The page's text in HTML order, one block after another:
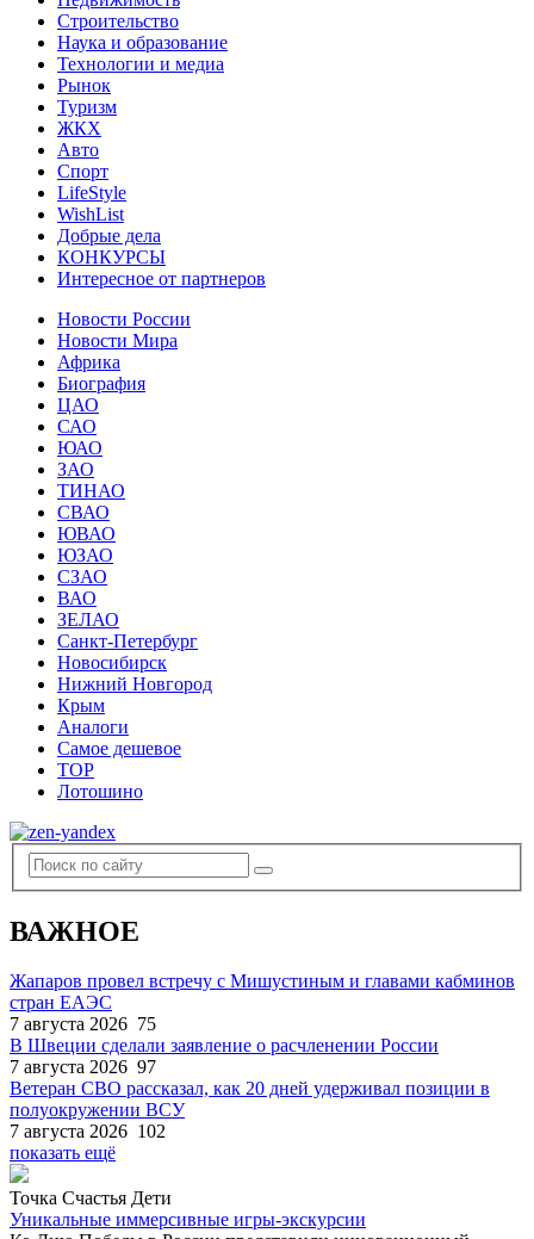
Строительство
Наука и образование
Технологии и медиа
Рынок
Туризм
ЖКХ
Авто
Спорт
LifeStyle
WishList
Добрые дела
КОНКУРСЫ
Интересное от партнеров
Новости России
Новости Мира
Африка
Биография
ЦАО
САО
ЮАО
ЗАО
ТИНАО
СВАО
ЮВАО
ЮЗАО
СЗАО
ВАО
ЗЕЛАО
Санкт-Петербург
Новосибирск
Нижний Новгород
Крым
Аналоги
Самое дешевое
TOP
Лотошино
ВАЖНОЕ
Жапаров провел встречу с Мишустиным и главами кабминов
стран ЕАЭС
7 августа 2026 75
В Швеции сделали заявление о расчленении России
7 августа 2026 97
Ветеран СВО рассказал, как 20 дней удерживал позиции в
полуокружении ВСУ
7 августа 2026 102
показать ещё
Точка Счастья Дети
Уникальные иммерсивные игры-экскурсии